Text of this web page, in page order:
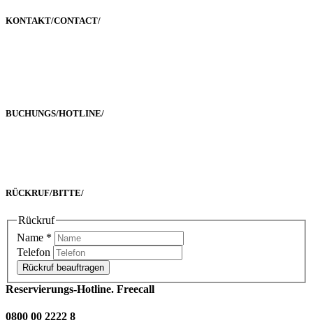
KONTAKT/CONTACT/
BUCHUNGS/HOTLINE/
RÜCKRUF/BITTE/
Rückruf
Name *
Telefon
Rückruf beauftragen
Reservierungs-Hotline. Freecall
0800 00 2222 8